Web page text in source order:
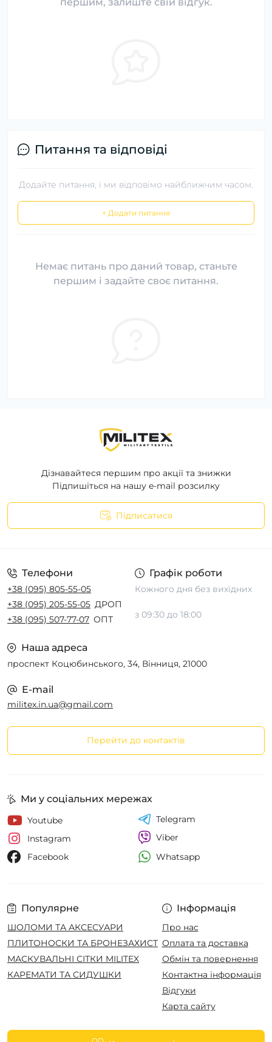
Питання та відповіді
Додайте питання, і ми відповімо найближчим часом.
+ Додати питання
Немає питань про даний товар, станьте
першим і задайте своє питання.
Дізнавайтеся першим про акції та знижки
Підпишіться на нашу e-mail розсилку
Підписатися
Телефони
+38 (095) 805-55-05
+38 (095) 205-55-05 ДРОП
+38 (095) 507-77-07 ОПТ
Графік роботи
Кожного дня без вихідних
з 09:30 до 18:00
Наша адреса
проспект Коцюбинського, 34, Вінниця, 21000
E-mail
militex.in.ua@gmail.com
Перейти до контактів
Популярне
ШОЛОМИ ТА АКСЕСУАРИ
ПЛИТОНОСКИ ТА БРОНЕЗАХИСТ
МАСКУВАЛЬНІ СІТКИ MILITEX
КАРЕМАТИ ТА СИДУШКИ
Інформація
Про нас
Оплата та доставка
Обмін та повернення
Контактна інформація
Відгуки
Карта сайту
Ми у соціальних мережах
Youtube
Instagram
Facebook
Telegram
Viber
Whatsapp